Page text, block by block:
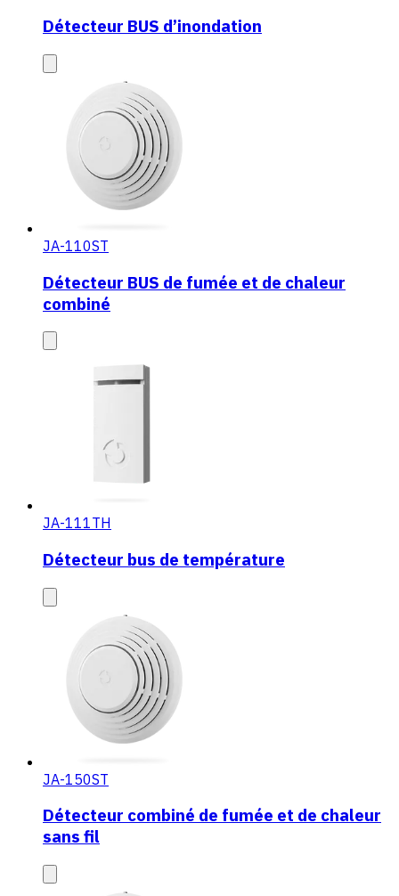
Détecteur BUS d’inondation
JA-110ST
Détecteur BUS de fumée et de chaleur
combiné
JA-111TH
Détecteur bus de température
JA-150ST
Détecteur combiné de fumée et de chaleur
sans fil